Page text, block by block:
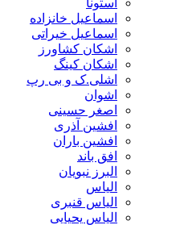
اسماعیل خانزاده
اسماعیل خیراتی
اشکان کشاورز
اشکان کینگ
اشلی.ک و بی رپ
اشوان
اصغر حسینی
افشین آذری
افشین باران
افق باند
البرز نبویان
الیاس
الیاس قنبرى
الیاس یحیایی